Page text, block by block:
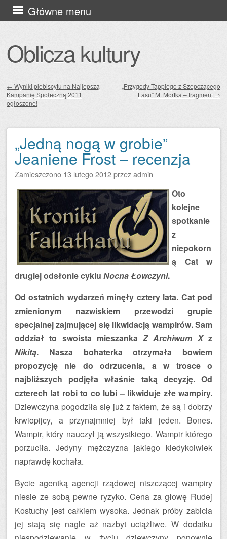
Oblicza kultury
Główne menu
Przejdź
do
Zobacz wpisy
← Wyniki plebiscytu na Najlepszą
Kampanię Społeczną 2011
ogłoszone!
„Przygody Tappiego z Szepczącego
Lasu” M. Mortka – fragment →
„Jedną nogą w grobie”
Jeaniene Frost – recenzja
Zamieszczono 13 lutego 2012przezadmin
Oto
kolejne
spotkanie
z
niepokorn
ą Cat w
drugiej odsłonie cyklu Nocna Łowczyni.
Od ostatnich wydarzeń minęły cztery lata. Cat pod
zmienionym nazwiskiem przewodzi grupie
specjalnej zajmującej się likwidacją wampirów. Sam
oddział to swoista mieszankaZ Archiwum Xz
Nikitą. Nasza bohaterka otrzymała bowiem
propozycję nie do odrzucenia, a w trosce o
najbliższych podjęła właśnie taką decyzję. Od
czterech lat robi to co lubi – likwiduje złe wampiry.
Dziewczyna pogodziła się już z faktem, że są i dobrzy
krwiopijcy, a przynajmniej był taki jeden. Bones.
Wampir, który nauczył ją wszystkiego. Wampir którego
porzuciła. Jedyny mężczyzna jakiego kiedykolwiek
naprawdę kochała.
Bycie agentką agencji rządowej niszczącej wampiry
niesie ze sobą pewne ryzyko. Cena za głowę Rudej
Kostuchy jest całkiem wysoka. Jednak próby zabicia
jej stają się nagle aż nazbyt uciążliwe. W dodatku